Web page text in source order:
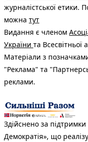
журналістської етики.
можна тут
Видання є членом
України та Всесвітньої
Матеріали з
"Реклама" та
реклами.
Здійснено за
Демократія», що